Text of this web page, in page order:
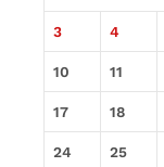
3 4
10 11
17 18
24 25